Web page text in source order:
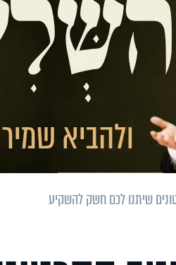
שיתנו לכם חשק להשקיע